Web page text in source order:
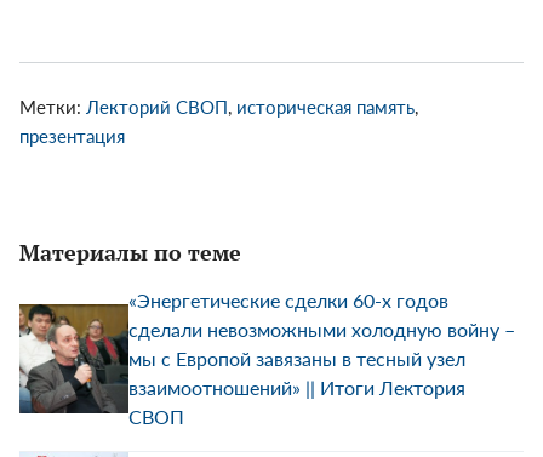
Метки: Лекторий СВОП, историческая память,
презентация
Материалы по теме
«Энергетические сделки 60-х годов
сделали невозможными холодную войну –
мы с Европой завязаны в тесный узел
взаимоотношений» || Итоги Лектория
СВОП